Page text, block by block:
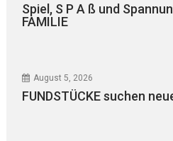
Spiel, S P A ß und
FAMILIE
August 5, 2026
FUNDSTÜCKE suchen